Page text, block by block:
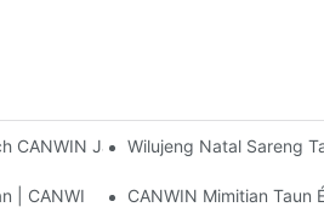
CANWIN Jalur Motong Horisontal
Wilujeng Natal Sareng
| CANWIN CANWIN Mimitian Taun